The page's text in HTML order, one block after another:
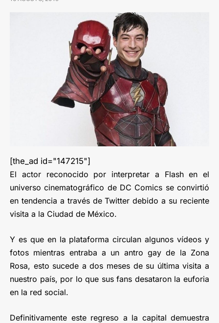
[the_ad id="147215"]
El actor reconocido por interpretar a Flash en el
universo cinematográfico de DC Comics se convirtió
en tendencia a través de Twitter debido a su reciente
visita a la Ciudad de México.
Y es que en la plataforma circulan algunos vídeos y
fotos mientras entraba a un antro gay de la Zona
Rosa, esto sucede a dos meses de su última visita a
nuestro país, por lo que sus fans desataron la euforia
en la red social.
Definitivamente este regreso a la capital demuestra